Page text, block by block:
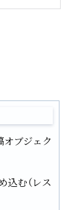
オブジェク
込む（レス